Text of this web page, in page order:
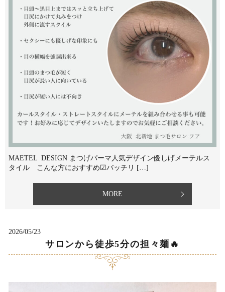
MAETEL DESIGN まつげパーマ人気デザイン優しげメーテルス
タイル⁡ こんな方におすすめ☑︎バッチリ […]
MORE
2026/05/23
サロンから徒歩5分の担々麺🔥